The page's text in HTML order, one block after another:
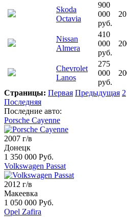
Skoda
Octavia
900
000
руб.
Nissan
Almera
410
000
руб.
Chevrolet
Lanos
275
000
руб.
Страницы: Первая Предыдущая 2
Последняя
Последние авто:
Porsche Cayenne
2007 г/в
Донецк
1 350 000 Руб.
Volkswagen Passat
2012 г/в
Макеевка
1 050 000 Руб.
Opel Zafira